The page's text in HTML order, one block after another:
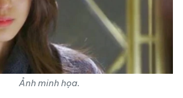
Ảnh minh họa.